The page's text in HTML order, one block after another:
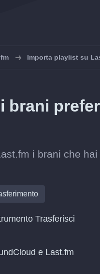
Importa playlist su
brani
i brani che
Trasferisci
e Last.fm